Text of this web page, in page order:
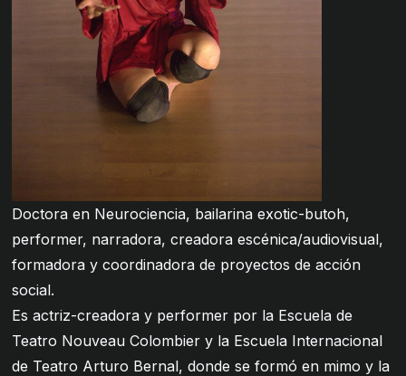
Doctora en Neurociencia, bailarina exotic-butoh,
performer, narradora, creadora escénica/audiovisual,
formadora y coordinadora de proyectos de acción
social.
Es actriz-creadora y performer por la Escuela de
Teatro Nouveau Colombier y la Escuela Internacional
de Teatro Arturo Bernal, donde se formó en mimo y la